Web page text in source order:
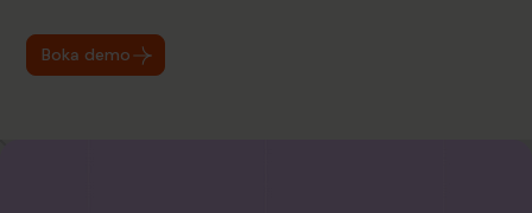
Boka demo